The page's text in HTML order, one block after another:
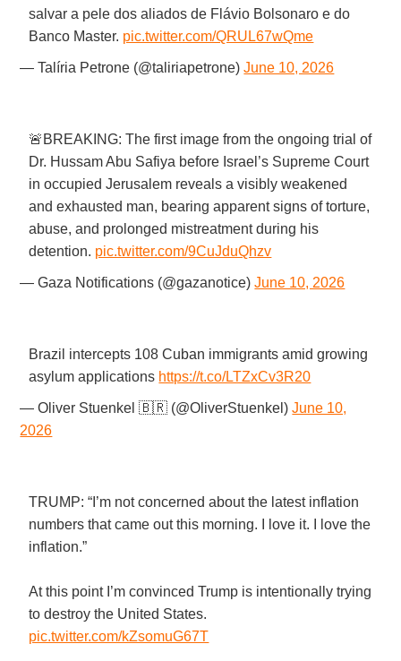
salvar a pele dos aliados de Flávio Bolsonaro e do
Banco Master. pic.twitter.com/QRUL67wQme
— Talíria Petrone (@taliriapetrone)June 10, 2026
🚨BREAKING: The first image from the ongoing trial of
Dr. Hussam Abu Safiya before Israel’s Supreme Court
in occupied Jerusalem reveals a visibly weakened
and exhausted man, bearing apparent signs of torture,
abuse, and prolonged mistreatment during his
detention. pic.twitter.com/9CuJduQhzv
— Gaza Notifications (@gazanotice)June 10, 2026
Brazil intercepts 108 Cuban immigrants amid growing
asylum applications https://t.co/LTZxCv3R20
— Oliver Stuenkel 🇧🇷 (@OliverStuenkel)June 10,
2026
TRUMP: “I’m not concerned about the latest inflation
numbers that came out this morning. I love it. I love the
inflation.”
At this point I’m convinced Trump is intentionally trying
to destroy the United States.
pic.twitter.com/kZsomuG67T